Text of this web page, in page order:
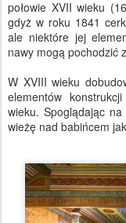
połowie XVII wieku
gdyż w roku 1841
ale niektóre jej
nawy mogą pochodzić
W XVIII wieku
elementów
wieku. Spoglądając
wieżę nad babińcem